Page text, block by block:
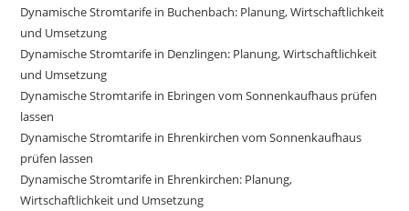
Dynamische Stromtarife in Buchenbach: Planung, Wirtschaftlichkeit
und Umsetzung
Dynamische Stromtarife in Denzlingen: Planung, Wirtschaftlichkeit
und Umsetzung
Dynamische Stromtarife in Ebringen vom Sonnenkaufhaus prüfen
lassen
Dynamische Stromtarife in Ehrenkirchen vom Sonnenkaufhaus
prüfen lassen
Dynamische Stromtarife in Ehrenkirchen: Planung,
Wirtschaftlichkeit und Umsetzung